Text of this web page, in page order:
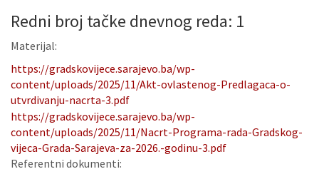
Redni broj tačke dnevnog reda: 1
Materijal:
https://gradskovijece.sarajevo.ba/wp-
content/uploads/2025/11/Akt-ovlastenog-Predlagaca-o-
utvrdivanju-nacrta-3.pdf
https://gradskovijece.sarajevo.ba/wp-
content/uploads/2025/11/Nacrt-Programa-rada-Gradskog-
vijeca-Grada-Sarajeva-za-2026.-godinu-3.pdf
Referentni dokumenti: